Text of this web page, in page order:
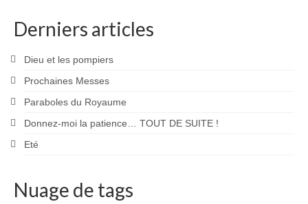
Derniers articles
Dieu et les pompiers
Prochaines Messes
Paraboles du Royaume
Donnez-moi la patience… TOUT DE SUITE !
Eté
Nuage de tags